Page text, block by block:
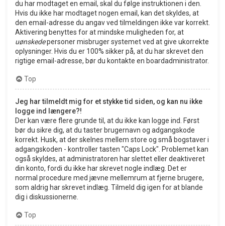
du har modtaget en email, skal du følge instruktionen i den.
Hvis du ikke har modtaget nogen email, kan det skyldes, at
den email-adresse du angav ved tilmeldingen ikke var korrekt.
Aktivering benyttes for at mindske muligheden for, at
uønskedepersoner misbruger systemet ved at give ukorrekte
oplysninger. Hvis du er 100% sikker på, at du har skrevet den
rigtige email-adresse, bør du kontakte en boardadministrator.
Top
Jeg har tilmeldt mig for et stykke tid siden, og kan nu ikke
logge ind længere?!
Der kan være flere grunde til, at du ikke kan logge ind. Først
bør du sikre dig, at du taster brugernavn og adgangskode
korrekt. Husk, at der skelnes mellem store og små bogstaver i
adgangskoden - kontroller tasten "Caps Lock". Problemet kan
også skyldes, at administratoren har slettet eller deaktiveret
din konto, fordi du ikke har skrevet nogle indlæg. Det er
normal procedure med jævne mellemrum at fjerne brugere,
som aldrig har skrevet indlæg. Tilmeld dig igen for at blande
dig i diskussionerne.
Top